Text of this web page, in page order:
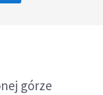
górze